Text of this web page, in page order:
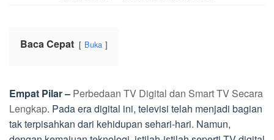
Baca Cepat Buka
Empat Pilar – Perbedaan TV Digital dan Smart TV Secara
Lengkap. Pada era digital ini, televisi telah menjadi bagian
tak terpisahkan dari kehidupan sehari-hari. Namun,